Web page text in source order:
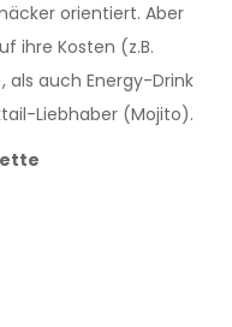
orientiert. Aber
ihre Kosten (z.B.
als auch Energy-Drink
Liebhaber (Mojito).